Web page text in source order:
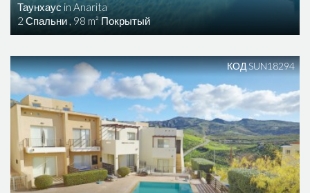
Таунхаус in Anarita
2 Спальни , 98 m² Покрытый
КОД SUN18294